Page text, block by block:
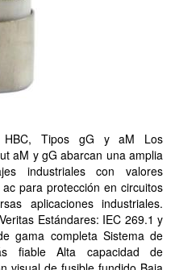
HBC, Tipos gG y aM Los
aM y gG abarcan una amplia
industriales con valores
para protección en circuitos
aplicaciones industriales.
Estándares: IEC 269.1 y
gama completa Sistema de
fiable Alta capacidad de